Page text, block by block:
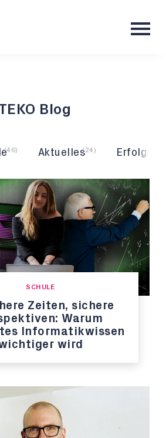
Blog
(46) Aktuelles(24)
SCHULE
Zeiten, sichere
Warum
Informatikwissen
wird